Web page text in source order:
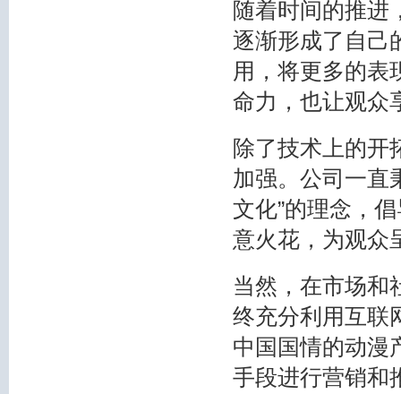
随着时间的推进
逐渐形成了自己
用，将更多的表
命力，也让观众
除了技术上的开
加强。公司一直
文化”的理念，
意火花，为观众
当然，在市场和
终充分利用互联
中国国情的动漫
手段进行营销和